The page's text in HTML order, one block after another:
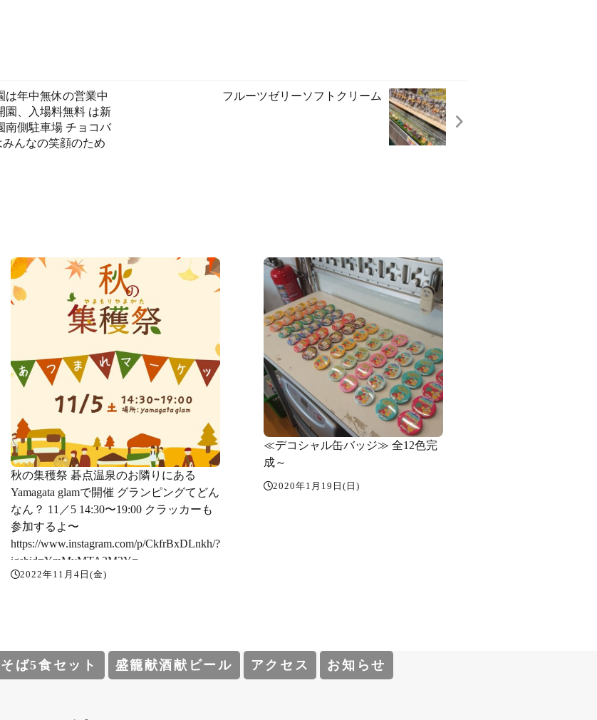
は年中無休の営業中️
園、入場料無料️ ️は新
南側駐車場 チョコバ
んなの笑顔のため
フルーツゼリーソフトクリーム
秋の集穫祭 碁点温泉のお隣りにある
Yamagata glamで開催️ グランピングてどん
なん？ 11／5 14:30〜19:00 クラッカーも
参加するよ〜
https://www.instagram.com/p/CkfrBxDLnkh/?
igshid=YmMyMTA2M2Y=
2022年11月4日(金)
≪デコシャル️缶バッジ≫ 全12色完
成～
2020年1月19日(日)
ば5食セット 盛籠献酒献ビール アクセス お知らせ